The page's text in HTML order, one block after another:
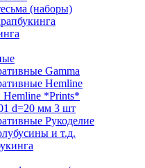
(наборы)
Gamma
Hemline
*Prints*
d=20 мм 3 шт
Рукоделие
и т.д.